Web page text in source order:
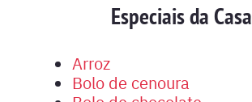
Especiais da Casa
Arroz
Bolo de cenoura